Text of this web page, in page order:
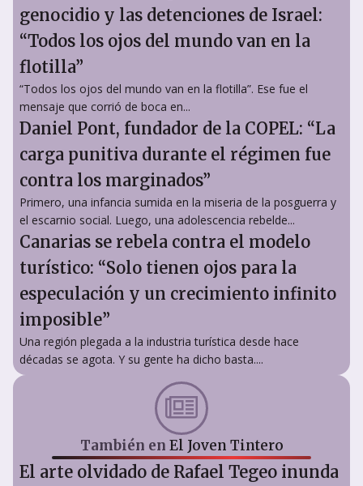
genocidio y las detenciones de Israel:
“Todos los ojos del mundo van en la
flotilla”
“Todos los ojos del mundo van en la flotilla”. Ese fue el
mensaje que corrió de boca en...
Daniel Pont, fundador de la COPEL: “La
carga punitiva durante el régimen fue
contra los marginados”
Primero, una infancia sumida en la miseria de la posguerra y
el escarnio social. Luego, una adolescencia rebelde...
Canarias se rebela contra el modelo
turístico: “Solo tienen ojos para la
especulación y un crecimiento infinito
imposible”
Una región plegada a la industria turística desde hace
décadas se agota. Y su gente ha dicho basta....
También en El Joven Tintero
El arte olvidado de Rafael Tegeo inunda